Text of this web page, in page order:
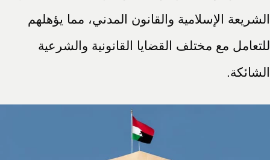
الشريعة الإسلامية والقانون المدني، مما يؤهلهم
للتعامل مع مختلف القضايا القانونية والشرعية
الشائكة.